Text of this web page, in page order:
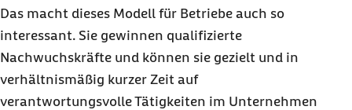
Das macht dieses Modell für Betriebe auch so
interessant. Sie gewinnen qualifizierte
Nachwuchskräfte und können sie gezielt und in
verhältnismäßig kurzer Zeit auf
verantwortungsvolle Tätigkeiten im Unternehmen